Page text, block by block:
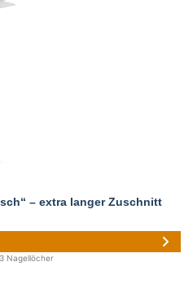
– extra langer Zuschnitt
Nagellöcher